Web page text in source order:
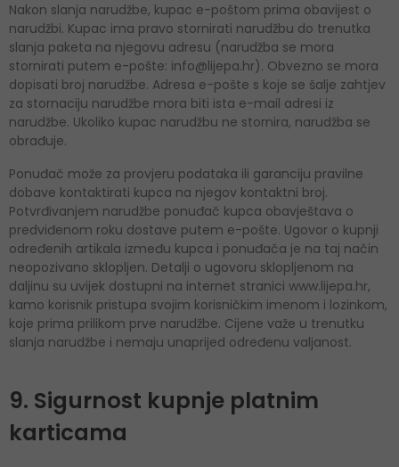
Nakon slanja narudžbe, kupac e-poštom prima obavijest o
narudžbi. Kupac ima pravo stornirati narudžbu do trenutka
slanja paketa na njegovu adresu (narudžba se mora
stornirati putem e-pošte: info@lijepa.hr). Obvezno se mora
dopisati broj narudžbe. Adresa e-pošte s koje se šalje zahtjev
za stornaciju narudžbe mora biti ista e-mail adresi iz
narudžbe. Ukoliko kupac narudžbu ne stornira, narudžba se
obrađuje.
Ponuđač može za provjeru podataka ili garanciju pravilne
dobave kontaktirati kupca na njegov kontaktni broj.
Potvrđivanjem narudžbe ponuđač kupca obavještava o
predviđenom roku dostave putem e-pošte. Ugovor o kupnji
određenih artikala između kupca i ponuđača je na taj način
neopozivano sklopljen. Detalji o ugovoru sklopljenom na
daljinu su uvijek dostupni na internet stranici www.lijepa.hr,
kamo korisnik pristupa svojim korisničkim imenom i lozinkom,
koje prima prilikom prve narudžbe. Cijene važe u trenutku
slanja narudžbe i nemaju unaprijed određenu valjanost.
9. Sigurnost kupnje platnim
karticama